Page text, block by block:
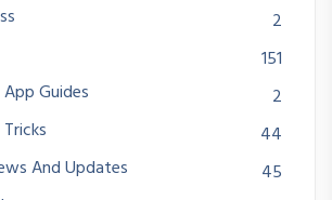
2
151
Guides
2
44
And Updates
45